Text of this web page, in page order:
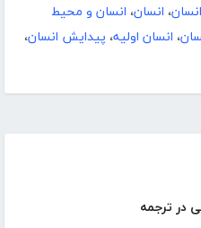
در ترجمه
، انسان، انسان و محیط
، انسان اولیه، پیدایش انسان،